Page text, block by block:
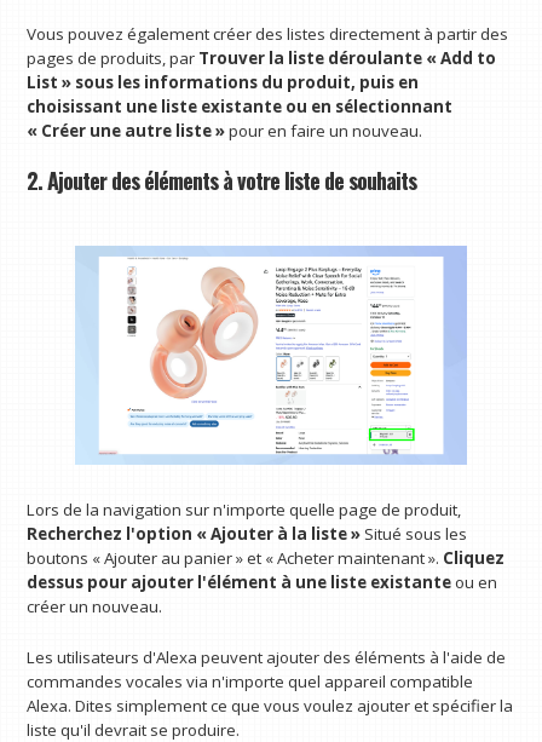
Vous pouvez également créer des listes directement à partir des
pages de produits, par Trouver la liste déroulante « Add to
List » sous les informations du produit, puis en
choisissant une liste existante ou en sélectionnant
« Créer une autre liste »pour en faire un nouveau.
2. Ajouter des éléments à votre liste de souhaits
Lors de la navigation sur n'importe quelle page de produit,
Recherchez l'option « Ajouter à la liste » Situé sous les
boutons « Ajouter au panier » et « Acheter maintenant ». Cliquez
dessus pour ajouter l'élément à une liste existanteou en
créer un nouveau.
Les utilisateurs d'Alexa peuvent ajouter des éléments à l'aide de
commandes vocales via n'importe quel appareil compatible
Alexa. Dites simplement ce que vous voulez ajouter et spécifier la
liste qu'il devrait se produire.